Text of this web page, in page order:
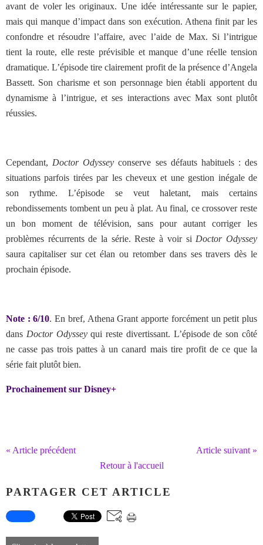
avant de voler les originaux. Une idée intéressante sur le papier,
mais qui manque d’impact dans son exécution. Athena finit par les
confondre et résoudre l’affaire, avec l’aide de Max. Si l’intrigue
tient la route, elle reste prévisible et manque d’une réelle tension
dramatique. L’épisode tire clairement profit de la présence d’Angela
Bassett. Son charisme et son personnage bien établi apportent du
dynamisme à l’intrigue, et ses interactions avec Max sont plutôt
réussies.
Cependant, Doctor Odyssey conserve ses défauts habituels : des
situations parfois tirées par les cheveux et une gestion inégale de
son rythme. L’épisode se veut haletant, mais certains
rebondissements tombent un peu à plat. Au final, ce crossover reste
un bon moment de télévision, sans pour autant corriger les
problèmes récurrents de la série. Reste à voir si Doctor Odyssey
saura capitaliser sur cet élan ou retomber dans ses travers dès le
prochain épisode.
Note : 6/10. En bref, Athena Grant apporte forcément un petit plus
dans Doctor Odysseyqui reste divertissant. L’épisode de son côté
ne casse pas trois pattes à un canard mais tire profit de ce que la
série fait plutôt bien.
Prochainement sur Disney+
« Article précédent
Article suivant »
Retour à l'accueil
PARTAGER CET ARTICLE